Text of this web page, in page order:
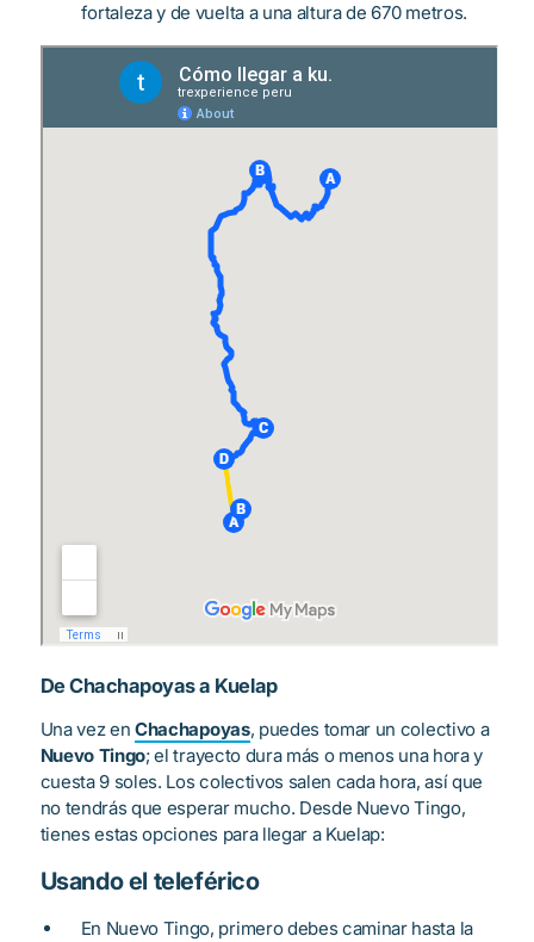
fortaleza y de vuelta a una altura de 670 metros.
De Chachapoyas a Kuelap
Una vez enChachapoyas, puedes tomar un colectivo a
Nuevo Tingo; el trayecto dura más o menos una hora y
cuesta 9 soles. Los colectivos salen cada hora, así que
no tendrás que esperar mucho. Desde Nuevo Tingo,
tienes estas opciones para llegar a Kuelap:
Usando el teleférico
En Nuevo Tingo, primero debes caminar hasta la